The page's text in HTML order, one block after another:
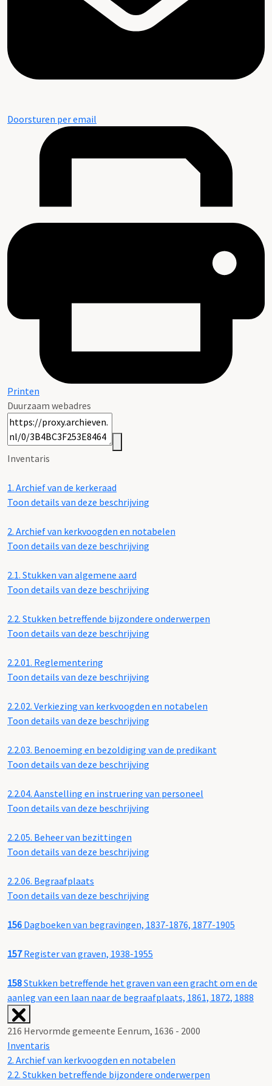
Doorsturen per email
Printen
Duurzaam webadres
Inventaris
1. Archief van de kerkeraad
Toon details van deze beschrijving
2. Archief van kerkvoogden en notabelen
Toon details van deze beschrijving
2.1. Stukken van algemene aard
Toon details van deze beschrijving
2.2. Stukken betreffende bijzondere onderwerpen
Toon details van deze beschrijving
2.2.01. Reglementering
Toon details van deze beschrijving
2.2.02. Verkiezing van kerkvoogden en notabelen
Toon details van deze beschrijving
2.2.03. Benoeming en bezoldiging van de predikant
Toon details van deze beschrijving
2.2.04. Aanstelling en instruering van personeel
Toon details van deze beschrijving
2.2.05. Beheer van bezittingen
Toon details van deze beschrijving
2.2.06. Begraafplaats
Toon details van deze beschrijving
156 Dagboeken van begravingen, 1837-1876, 1877-1905
157Register van graven, 1938-1955
158Stukken betreffende het graven van een gracht om en de
aanleg van een laan naar de begraafplaats, 1861, 1872, 1888
216 Hervormde gemeente Eenrum, 1636 - 2000
Inventaris
2. Archief van kerkvoogden en notabelen
2.2. Stukken betreffende bijzondere onderwerpen